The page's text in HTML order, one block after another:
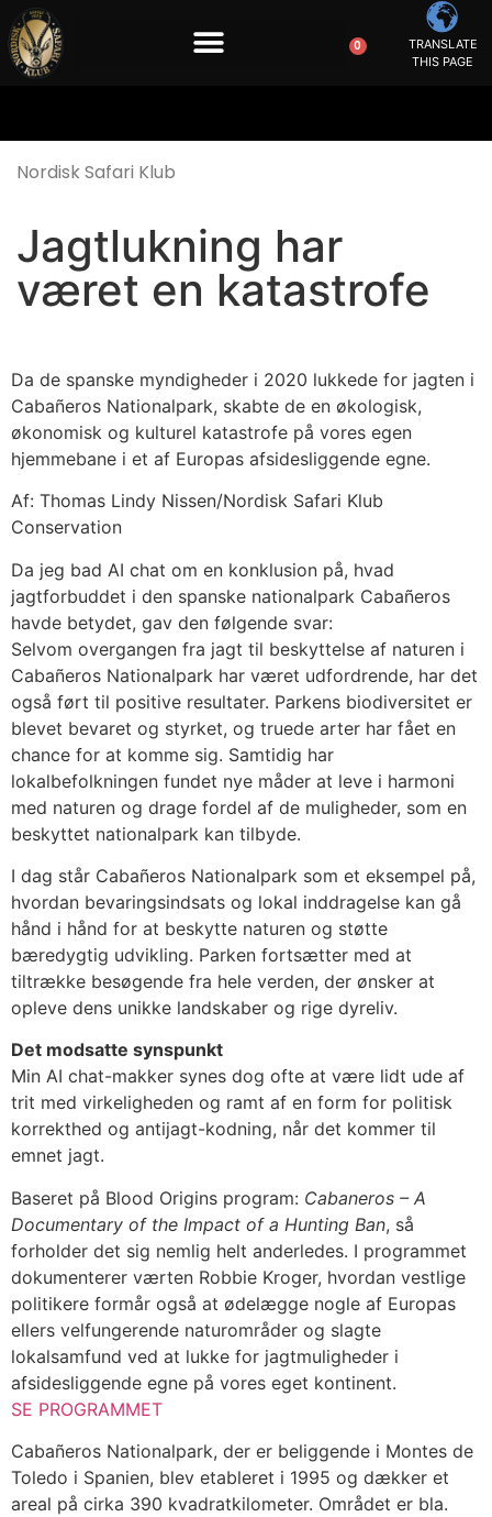
0
TRANSLATE
THIS PAGE
Nordisk Safari Klub
Jagtlukning har
været en katastrofe
Da de spanske myndigheder i 2020 lukkede for jagten i
Cabañeros Nationalpark, skabte de en økologisk,
økonomisk og kulturel katastrofe på vores egen
hjemmebane i et af Europas afsidesliggende egne.
Af: Thomas Lindy Nissen/Nordisk Safari Klub
Conservation
Da jeg bad AI chat om en konklusion på, hvad
jagtforbuddet i den spanske nationalpark Cabañeros
havde betydet, gav den følgende svar:
Selvom overgangen fra jagt til beskyttelse af naturen i
Cabañeros Nationalpark har været udfordrende, har det
også ført til positive resultater. Parkens biodiversitet er
blevet bevaret og styrket, og truede arter har fået en
chance for at komme sig. Samtidig har
lokalbefolkningen fundet nye måder at leve i harmoni
med naturen og drage fordel af de muligheder, som en
beskyttet nationalpark kan tilbyde.
I dag står Cabañeros Nationalpark som et eksempel på,
hvordan bevaringsindsats og lokal inddragelse kan gå
hånd i hånd for at beskytte naturen og støtte
bæredygtig udvikling. Parken fortsætter med at
tiltrække besøgende fra hele verden, der ønsker at
opleve dens unikke landskaber og rige dyreliv.
Det modsatte synspunkt
Min AI chat-makker synes dog ofte at være lidt ude af
trit med virkeligheden og ramt af en form for politisk
korrekthed og antijagt-kodning, når det kommer til
emnet jagt.
Baseret på Blood Origins program: Cabaneros – A
Documentary of the Impact of a Hunting Ban, så
forholder det sig nemlig helt anderledes. I programmet
dokumenterer værten Robbie Kroger, hvordan vestlige
politikere formår også at ødelægge nogle af Europas
ellers velfungerende naturområder og slagte
lokalsamfund ved at lukke for jagtmuligheder i
afsidesliggende egne på vores eget kontinent.
SE PROGRAMMET
Cabañeros Nationalpark, der er beliggende i Montes de
Toledo i Spanien, blev etableret i 1995 og dækker et
areal på cirka 390 kvadratkilometer. Området er bla.